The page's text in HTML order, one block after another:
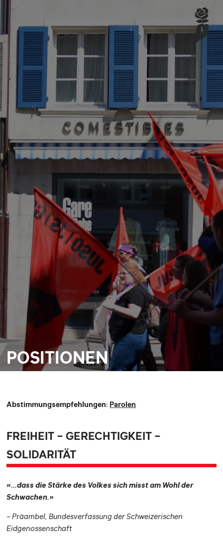
POSITIONEN
Abstimmungsempfehlungen: Parolen
FREIHEIT – GERECHTIGKEIT –
SOLIDARITÄT
«...dass die Stärke des Volkes sich misst am Wohl der
Schwachen.»
– Präambel, Bundesverfassung der Schweizerischen
Eidgenossenschaft